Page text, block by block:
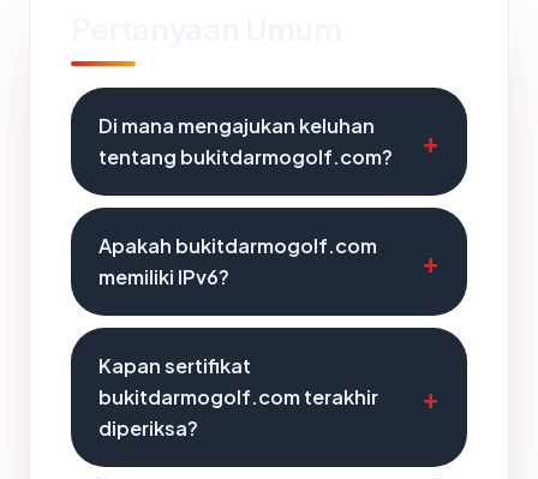
Di mana mengajukan keluhan
tentang bukitdarmogolf.com?
Apakah bukitdarmogolf.com
memiliki IPv6?
Kapan sertifikat
bukitdarmogolf.com terakhir
diperiksa?